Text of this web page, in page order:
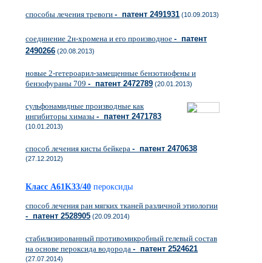
способы лечения тревоги - патент 2491931 (10.09.2013)
соединение 2н-хромена и его производное - патент
2490266 (20.08.2013)
новые 2-гетероарил-замещенные бензотиофены и
бензофураны 709 - патент 2472789 (20.01.2013)
сульфонамидные производные как
ингибиторы химазы - патент 2471783
(10.01.2013)
способ лечения кисты бейкера - патент 2470638
(27.12.2012)
Класс A61K33/40 пероксиды
способ лечения ран мягких тканей различной этиологии
- патент 2528905 (20.09.2014)
стабилизированный противомикробный гелевый состав
на основе пероксида водорода - патент 2524621
(27.07.2014)